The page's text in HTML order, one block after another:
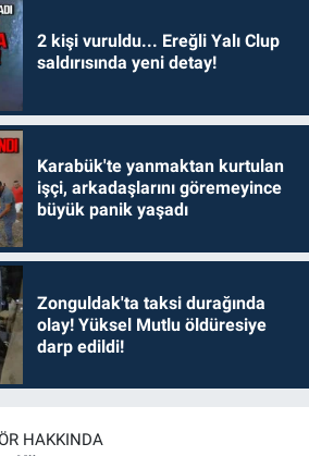
2 kişi vuruldu... Ereğli Yalı Clup
saldırısında yeni detay!
Karabük'te yanmaktan kurtulan
işçi, arkadaşlarını göremeyince
büyük panik yaşadı
Zonguldak'ta taksi durağında
olay! Yüksel Mutlu öldüresiye
darp edildi!
HAKKINDA